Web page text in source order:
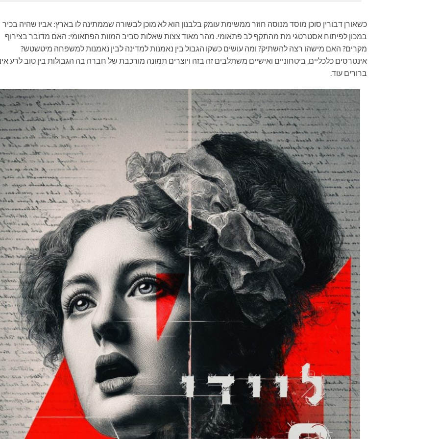
כשאורן דבורין סוכן מוסד מנוסה חוזר ממשימת עומק בלבנון הוא לא מוכן לבשורה שממתינה לו בארץ: אביו שהיה בכיר
במכון לפיתוח אסטרטגי מת מהתקף לב פתאומי. מהר מאוד צצות שאלות סביב המוות הפתאומי: האם מדובר בצירוף
מקרים? האם מישהו רצה להשתיק? ומה עושים כשקו הגבול בין נאמנות למדינה לבין נאמנות למשפחה מיטשטש?
אינטרסים כלכליים, ביטחוניים ואישיים משתלבים זה בזה ויוצרים תמונה מורכבת של חברה בה הגבולות בין טוב לרע
ברורים עוד.